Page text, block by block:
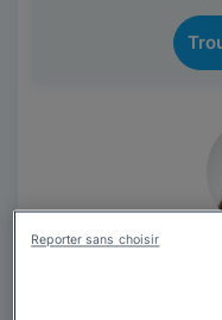
Cabinet
Avocat au
Reporter sans choisir